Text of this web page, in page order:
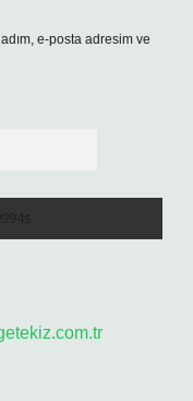
e-posta adresim ve